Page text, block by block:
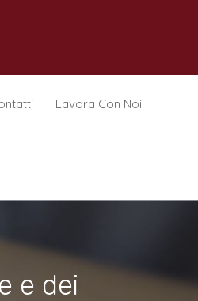
Lavora Con Noi
e dei